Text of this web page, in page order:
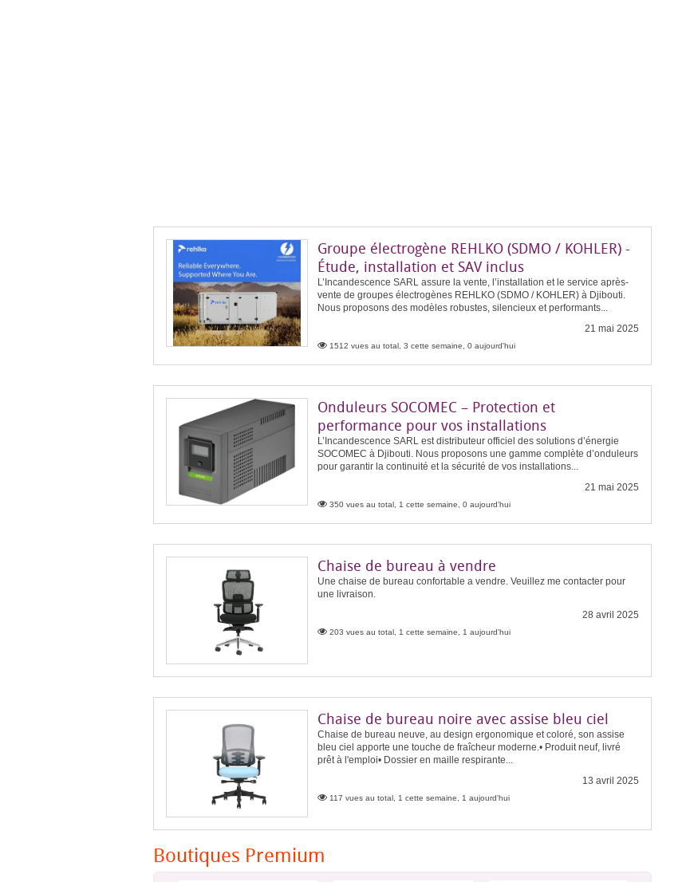
Groupe électrogène REHLKO (SDMO / KOHLER) -
Étude, installation et SAV inclus
L’Incandescence SARL assure la vente, l’installation et le service après-
vente de groupes électrogènes REHLKO (SDMO / KOHLER) à Djibouti.
Nous proposons des modèles robustes, silencieux et performants...
21 mai 2025
1512 vues au total, 3 cette semaine, 0 aujourd'hui
Onduleurs SOCOMEC – Protection et
performance pour vos installations
L’Incandescence SARL est distributeur officiel des solutions d’énergie
SOCOMEC à Djibouti. Nous proposons une gamme complète d’onduleurs
pour garantir la continuité et la sécurité de vos installations...
21 mai 2025
350 vues au total, 1 cette semaine, 0 aujourd'hui
Chaise de bureau à vendre
Une chaise de bureau confortable a vendre. Veuillez me contacter pour
une livraison.
28 avril 2025
203 vues au total, 1 cette semaine, 1 aujourd'hui
Chaise de bureau noire avec assise bleu ciel
Chaise de bureau neuve, au design ergonomique et coloré, son assise
bleu ciel apporte une touche de fraîcheur moderne.• Produit neuf, livré
prêt à l'emploi• Dossier en maille respirante...
13 avril 2025
117 vues au total, 1 cette semaine, 1 aujourd'hui
Boutiques Premium